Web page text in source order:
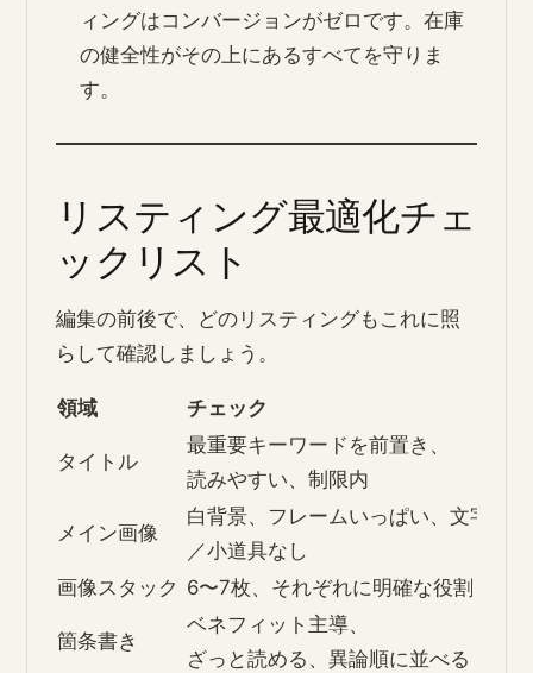
ィングはコンバージョンがゼロです。在庫
の健全性がその上にあるすべてを守りま
す。
リスティング最適化チェ
ックリスト
編集の前後で、どのリスティングもこれに照
らして確認しましょう。
領域 チェック
タイトル
最重要キーワードを前置き、
読みやすい、制限内
メイン画像
白背景、フレームいっぱい、文字
／小道具なし
画像スタック 6〜7枚、それぞれに明確な役割
箇条書き
ベネフィット主導、
ざっと読める、異論順に並べる